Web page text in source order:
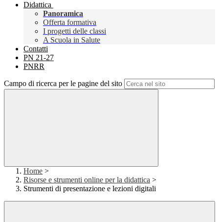
Didattica
Panoramica
Offerta formativa
I progetti delle classi
A Scuola in Salute
Contatti
PN 21-27
PNRR
Campo di ricerca per le pagine del sito
Home >
Risorse e strumenti online per la didattica >
Strumenti di presentazione e lezioni digitali